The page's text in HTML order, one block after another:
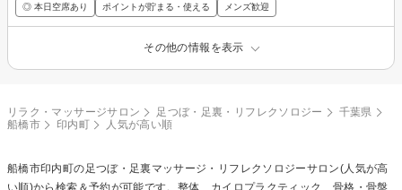
◎ 本日空席あり ポイントが貯まる・使える メンズ歓迎
その他の情報を表示
リラク・マッサージサロン 足つぼ・足裏・リフレクソロジー
千葉県
船橋市
印内町 人気が高い順
船橋市印内町の 足つぼ・足裏マッサージ・リフレクソロジーサロン(人気が高
い順)から検索＆予約が可能です。整体、カイロプラクティック、骨格・骨盤